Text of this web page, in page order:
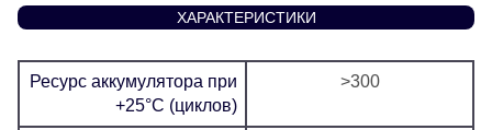
ХАРАКТЕРИСТИКИ
Ресурс аккумулятора при
+25°C (циклов)
>300